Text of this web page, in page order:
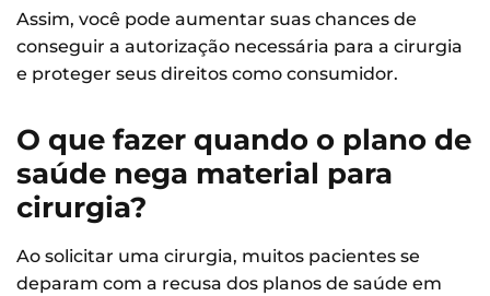
Assim, você pode aumentar suas chances de
conseguir a autorização necessária para a cirurgia
e proteger seus direitos como consumidor.
O que fazer quando o plano de
saúde nega material para
cirurgia?
Ao solicitar uma cirurgia, muitos pacientes se
deparam com a recusa dos planos de saúde em